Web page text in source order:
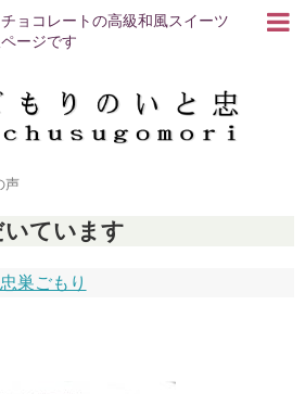
ョコレートの高級和風スイーツ
ージです
声
ています
巣ごもり